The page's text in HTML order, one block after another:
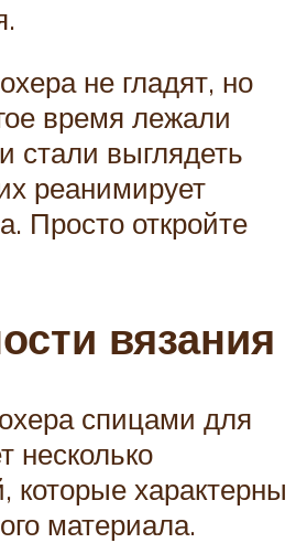
не гладят, но
время лежали
стали выглядеть
реанимирует
Просто откройте
вязания
спицами для
несколько
которые характерны
материала.